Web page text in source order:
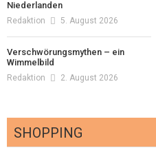
Niederlanden
Redaktion 5. August 2026
Verschwörungsmythen – ein
Wimmelbild
Redaktion 2. August 2026
SHOPPING